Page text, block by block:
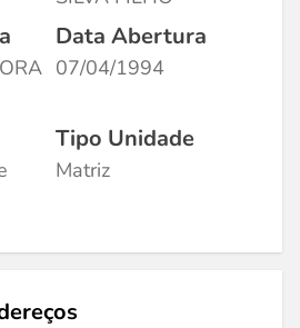
Data Abertura
07/04/1994
Tipo Unidade
Matriz